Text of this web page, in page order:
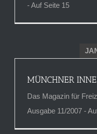
- Auf Seite 15
MÜNCHNER
Das Magazin für
Ausgabe 11/2007 -